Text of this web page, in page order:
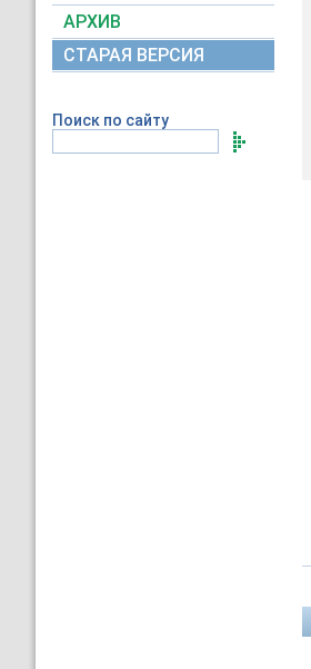
АРХИВ
СТАРАЯ ВЕРСИЯ
Поиск по сайту